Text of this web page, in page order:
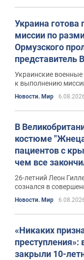
Украина готова
миссии по
Ормузского
представитель
Украинские военные
к выполнению
Новости. Мир
В
костюме
пациентов с
чем все
26-летний Леон
сознался в
Новости. Мир
«Никаких
закрыли 10-